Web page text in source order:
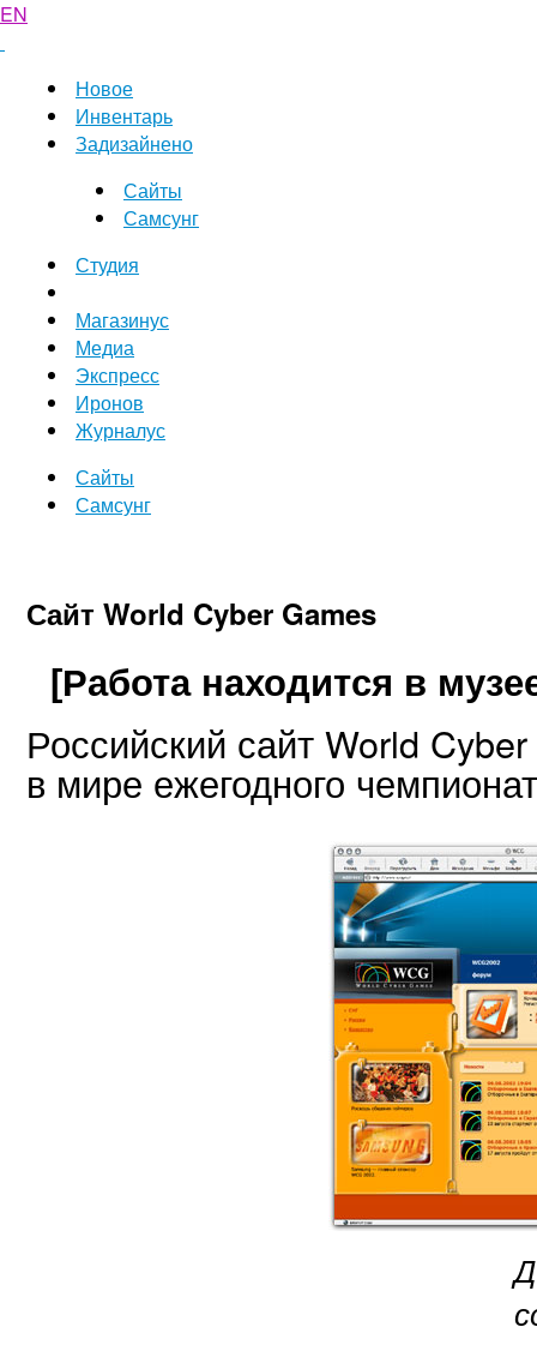
EN
Новое
Инвентарь
Задизайнено
Сайты
Самсунг
Студия
Магазинус
Медиа
Экспресс
Иронов
Журналус
Сайты
Самсунг
Сайт World Cyber Games
[Работа находится в
Российский сайт World
в мире ежегодного